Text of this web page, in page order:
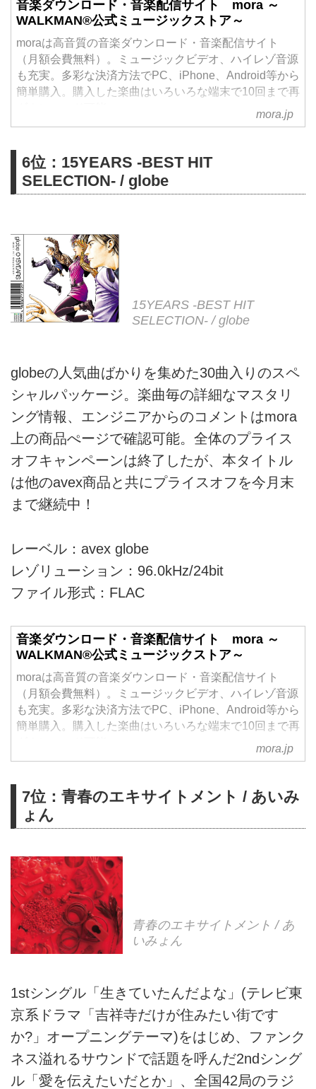
音楽ダウンロード・音楽配信サイト mora ～
WALKMAN®公式ミュージックストア～
moraは高音質の音楽ダウンロード・音楽配信サイト
（月額会費無料）。ミュージックビデオ、ハイレゾ音源
も充実。多彩な決済方法でPC、iPhone、Android等から
簡単購入。購入した楽曲はいろいろな端末で10回まで再
mora.jp
6位：15YEARS -BEST HIT
SELECTION- / globe
15YEARS -BEST HIT
SELECTION- / globe
globeの人気曲ばかりを集めた30曲入りのスペ
シャルパッケージ。楽曲毎の詳細なマスタリ
ング情報、エンジニアからのコメントはmora
上の商品ぺージで確認可能。全体のプライス
オフキャンペーンは終了したが、本タイトル
は他のavex商品と共にプライスオフを今月末
まで継続中！
レーベル：avex globe
レゾリューション：96.0kHz/24bit
ファイル形式：FLAC
音楽ダウンロード・音楽配信サイト mora ～
WALKMAN®公式ミュージックストア～
moraは高音質の音楽ダウンロード・音楽配信サイト
（月額会費無料）。ミュージックビデオ、ハイレゾ音源
も充実。多彩な決済方法でPC、iPhone、Android等から
簡単購入。購入した楽曲はいろいろな端末で10回まで再
mora.jp
7位：青春のエキサイトメント / あいみ
ょん
青春のエキサイトメント / あ
いみょん
1stシングル「生きていたんだよな」(テレビ東
京系ドラマ「吉祥寺だけが住みたい街です
か?」オープニングテーマ)をはじめ、ファンク
ネス溢れるサウンドで話題を呼んだ2ndシング
ル「愛を伝えたいだとか」、全国42局のラジ